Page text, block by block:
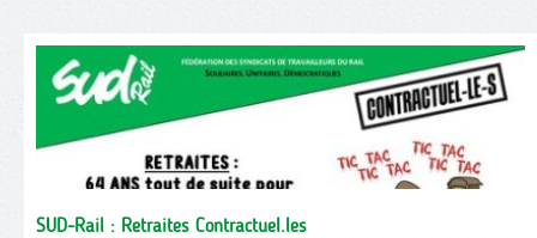
SUD-Rail : Retraites Contractuel.les